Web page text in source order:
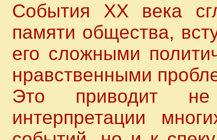
События XX века
памяти общества,
его сложными
нравственными
Это приводит
интерпретации